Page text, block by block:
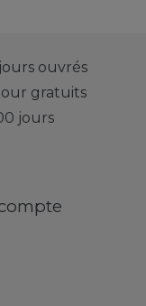
ouvrés
gratuits
jours